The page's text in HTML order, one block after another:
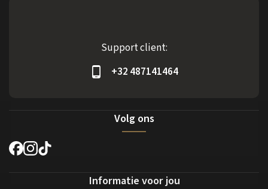
Support client:
+32 487141464
Volg ons
Informatie voor jou